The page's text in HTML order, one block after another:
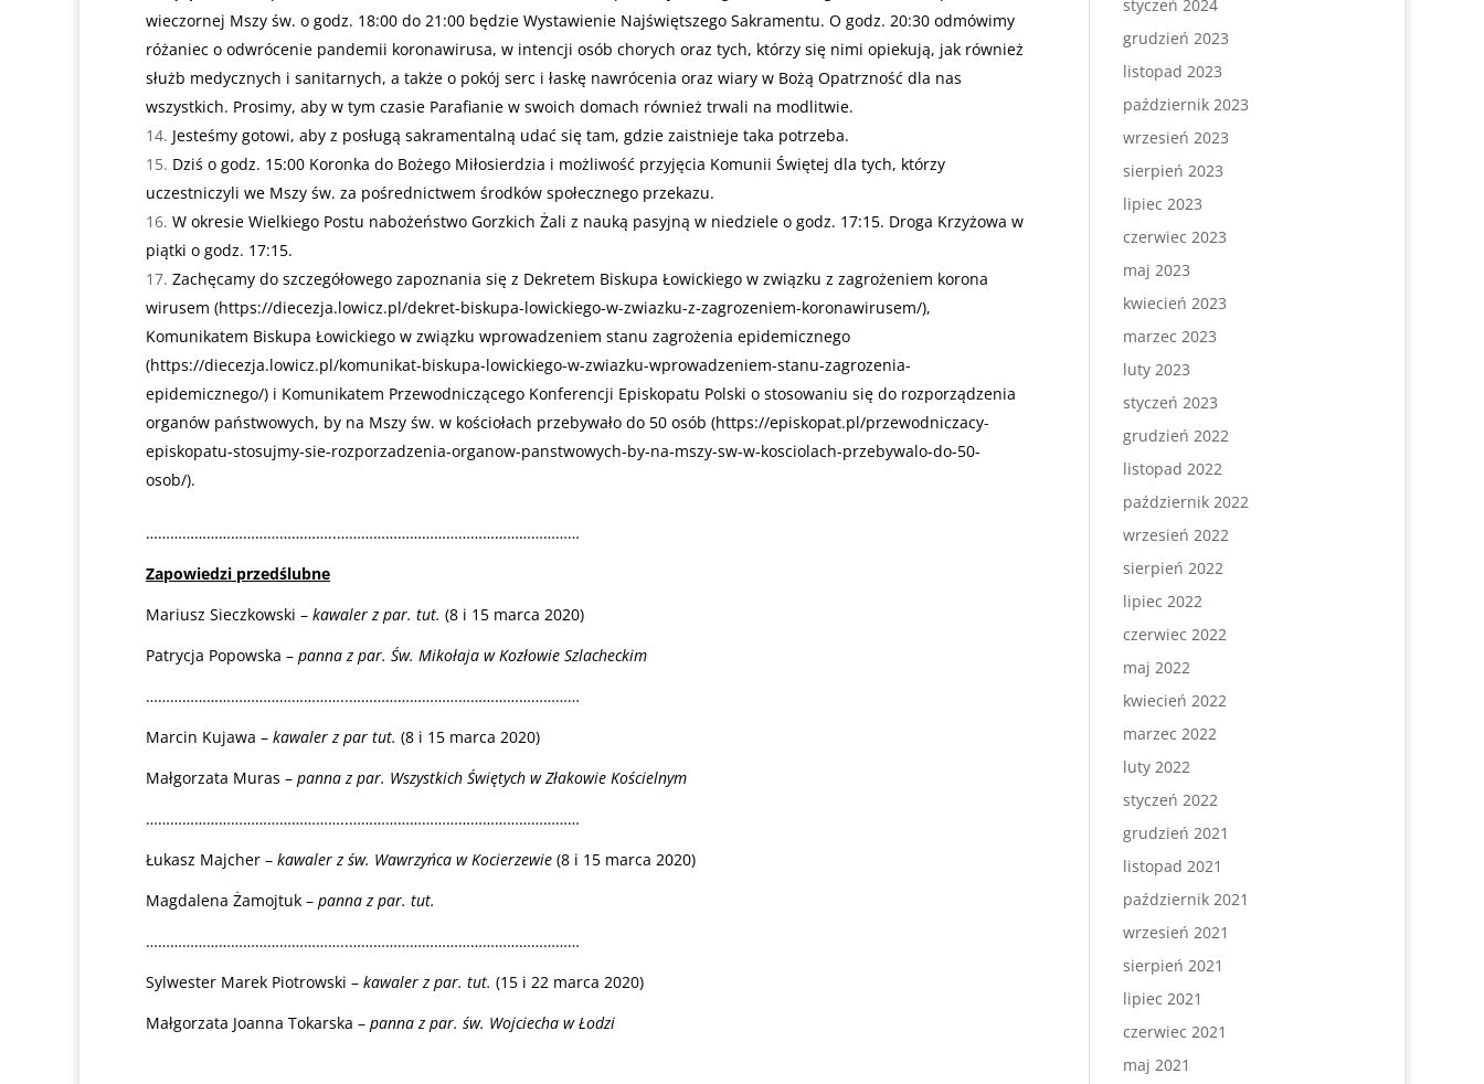
wieczornej Mszy św. o godz. 18:00 do 21:00 będzie Wystawienie Najświętszego Sakramentu. O godz. 20:30 odmówimy
różaniec o odwrócenie pandemii koronawirusa, w intencji osób chorych oraz tych, którzy się nimi opiekują, jak również
służb medycznych i sanitarnych, a także o pokój serc i łaskę nawrócenia oraz wiary w Bożą Opatrzność dla nas
wszystkich. Prosimy, aby w tym czasie Parafianie w swoich domach również trwali na modlitwie.
Jesteśmy gotowi, aby z posługą sakramentalną udać się tam, gdzie zaistnieje taka potrzeba.
Dziś o godz. 15:00 Koronka do Bożego Miłosierdzia i możliwość przyjęcia Komunii Świętej dla tych, którzy
uczestniczyli we Mszy św. za pośrednictwem środków społecznego przekazu.
W okresie Wielkiego Postu nabożeństwo Gorzkich Żali z nauką pasyjną w niedziele o godz. 17:15. Droga Krzyżowa w
piątki o godz. 17:15.
Zachęcamy do szczegółowego zapoznania się z Dekretem Biskupa Łowickiego w związku z zagrożeniem korona
wirusem (https://diecezja.lowicz.pl/dekret-biskupa-lowickiego-w-zwiazku-z-zagrozeniem-koronawirusem/),
Komunikatem Biskupa Łowickiego w związku wprowadzeniem stanu zagrożenia epidemicznego
(https://diecezja.lowicz.pl/komunikat-biskupa-lowickiego-w-zwiazku-wprowadzeniem-stanu-zagrozenia-
epidemicznego/) i Komunikatem Przewodniczącego Konferencji Episkopatu Polski o stosowaniu się do rozporządzenia
organów państwowych, by na Mszy św. w kościołach przebywało do 50 osób (https://episkopat.pl/przewodniczacy-
episkopatu-stosujmy-sie-rozporzadzenia-organow-panstwowych-by-na-mszy-sw-w-kosciolach-przebywalo-do-50-
osob/).
………………………………………..……………………………………………………
Zapowiedzi przedślubne
Mariusz Sieczkowski – kawaler z par. tut. (8 i 15 marca 2020)
Patrycja Popowska – panna z par. Św. Mikołaja w Kozłowie Szlacheckim
…………………………………………..…………………………………………………
Marcin Kujawa – kawaler z par tut. (8 i 15 marca 2020)
Małgorzata Muras – panna z par. Wszystkich Świętych w Złakowie Kościelnym
…………………………………………..…………………………………………………
Łukasz Majcher – kawaler z św. Wawrzyńca w Kocierzewie (8 i 15 marca 2020)
Magdalena Żamojtuk – panna z par. tut.
…………………………………………..…………………………………………………
Sylwester Marek Piotrowski – kawaler z par. tut. (15 i 22 marca 2020)
Małgorzata Joanna Tokarska – panna z par. św. Wojciecha w Łodzi
styczeń 2024
grudzień 2023
listopad 2023
październik 2023
wrzesień 2023
sierpień 2023
lipiec 2023
czerwiec 2023
maj 2023
kwiecień 2023
marzec 2023
luty 2023
styczeń 2023
grudzień 2022
listopad 2022
październik 2022
wrzesień 2022
sierpień 2022
lipiec 2022
czerwiec 2022
maj 2022
kwiecień 2022
marzec 2022
luty 2022
styczeń 2022
grudzień 2021
listopad 2021
październik 2021
wrzesień 2021
sierpień 2021
lipiec 2021
czerwiec 2021
maj 2021